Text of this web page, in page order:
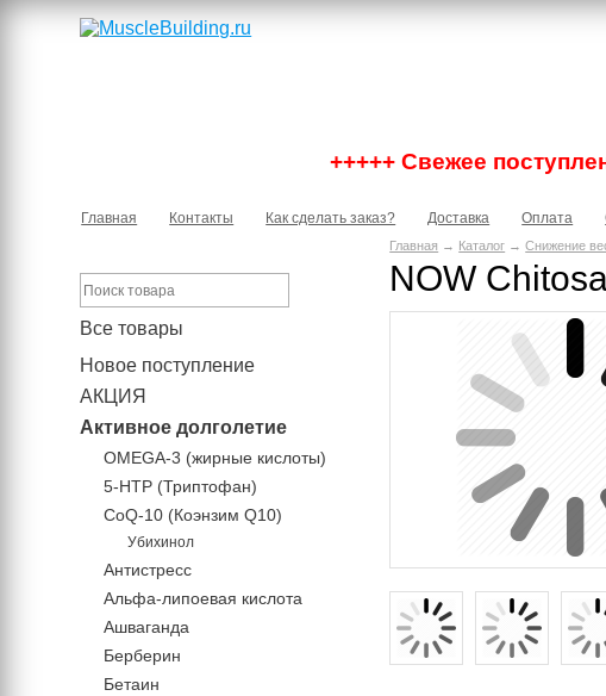
+++++ Свежее
Главная Контакты Как сделать заказ? Доставка Оплата
Главная → Каталог →Снижение
NOW
Все товары
Новое поступление
АКЦИЯ
Активное долголетие
OMEGA-3 (жирные кислоты)
5-HTP (Триптофан)
CoQ-10 (Коэнзим Q10)
Убихинол
Антистресс
Альфа-липоевая кислота
Ашваганда
Берберин
Бетаин